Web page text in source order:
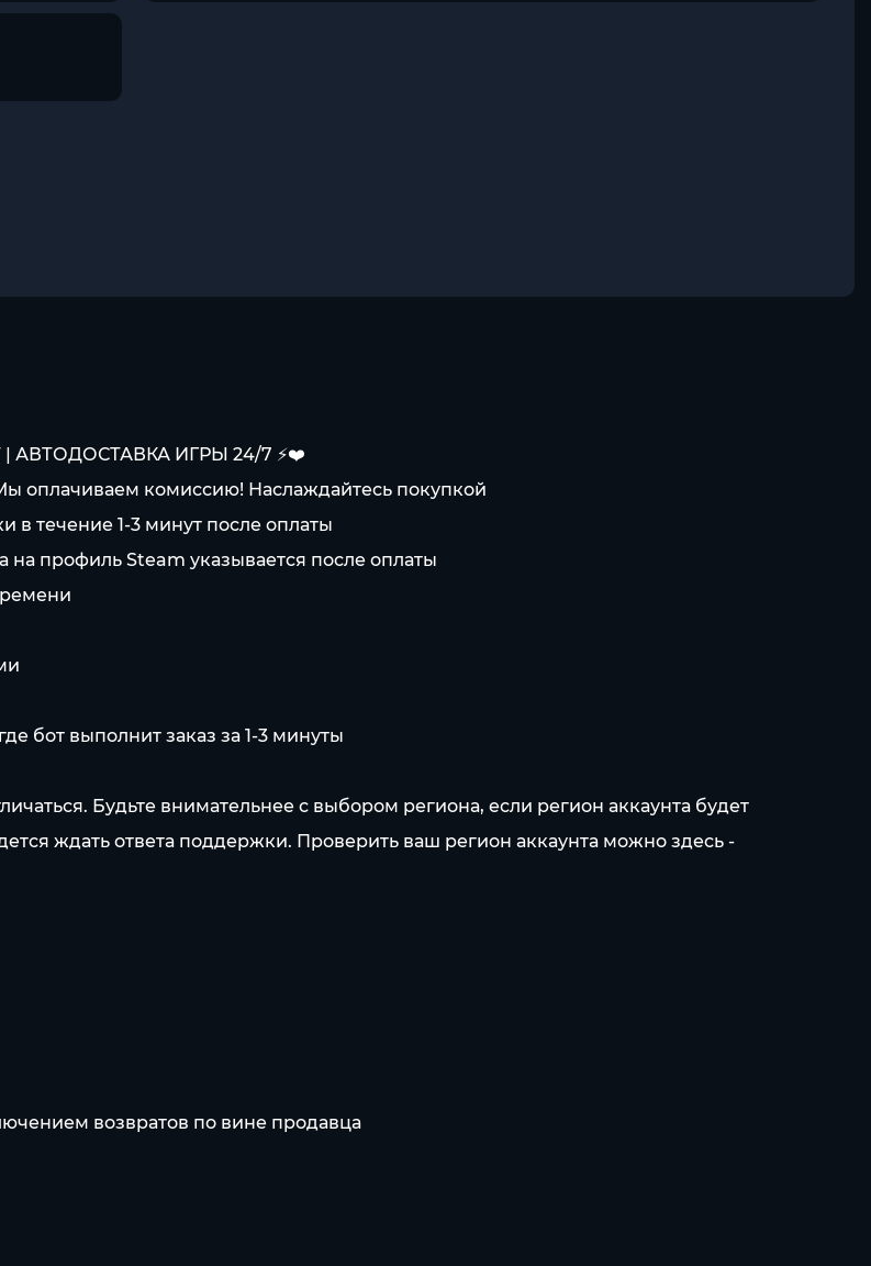
| АВТОДОСТАВКА ИГРЫ 24/7 ⚡️❤️
комиссию! Наслаждайтесь покупкой
в течение 1-3 минут после оплаты
на профиль Steam указывается после оплаты
бот выполнит заказ за 1-3 минуты
Будьте внимательнее с выбором региона, если регион аккаунта будет
ждать ответа поддержки. Проверить ваш регион аккаунта можно здесь -
возвратов по вине продавца